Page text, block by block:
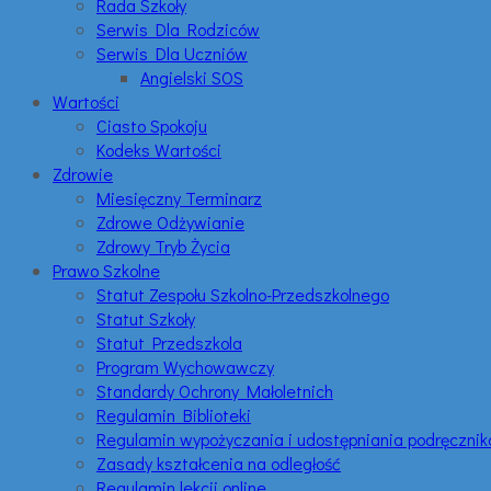
Rada Szkoły
Serwis Dla Rodziców
Serwis Dla Uczniów
Angielski SOS
Wartości
Ciasto Spokoju
Kodeks Wartości
Zdrowie
Miesięczny Terminarz
Zdrowe Odżywianie
Zdrowy Tryb Życia
Prawo Szkolne
Statut Zespołu Szkolno-Przedszkolnego
Statut Szkoły
Statut Przedszkola
Program Wychowawczy
Standardy Ochrony Małoletnich
Regulamin Biblioteki
Regulamin wypożyczania i udostępniania
Zasady kształcenia na odległość